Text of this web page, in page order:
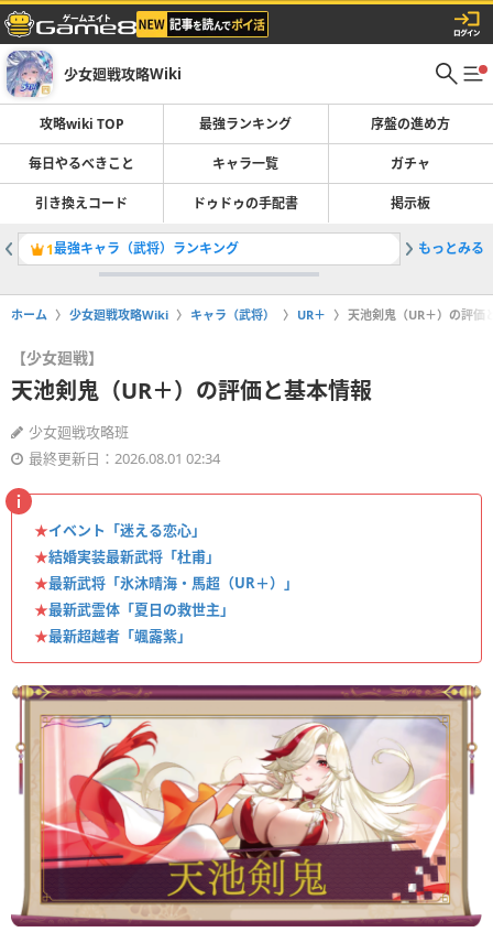
少女廻戦攻略Wiki
攻略wiki TOP 最強ランキング 序盤の進め方
毎日やるべきこと キャラ一覧 ガチャ
引き換えコード ドゥドゥの手配書 掲示板
1最強キャラ（武将）ランキング 2浮生故
もっとみる
ホーム 少女廻戦攻略Wiki キャラ（武将） UR＋ 天池剣鬼（UR＋）の評価
【少女廻戦】
天池剣鬼（UR＋）の評価と基本情報
少女廻戦攻略班
最終更新日：2026.08.01 02:34
★イベント「迷える恋心」
★結婚実装最新武将「杜甫」
★最新武将「氷沐晴海・馬超（UR＋）」
★最新武霊体「夏日の救世主」
★最新超越者「颯露紫」